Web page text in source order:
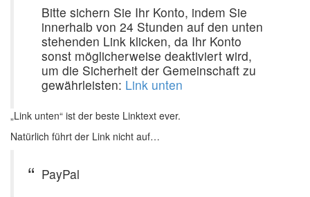
Bitte sichern Sie Ihr Konto, indem Sie
innerhalb von 24 Stunden auf den unten
stehenden Link klicken, da Ihr Konto
sonst möglicherweise deaktiviert wird,
um die Sicherheit der Gemeinschaft zu
gewährleisten: Link unten
„Link unten“ ist der beste Linktext ever.
Natürlich führt der Link nicht auf…
PayPal